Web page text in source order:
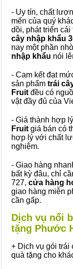
- Uy tín, chất
mến của quý
dồi, phát triển
cây nhập khẩu
nay một phần
nhập khẩu nói
- Cam kết đạt
sản phẩm trái
Fruit đều có
vật đầy đủ của
- Giá thành hợp
Fruit giá bán có
hợp lý với chất
nghiệm.
- Giao hàng
bất kỳ đâu, chỉ
727, cửa hàng
giao hàng miễn
cần gấp.
Dịch vụ nổi
tặng Phước
+ Dịch vụ gói trái
quà tặng cho